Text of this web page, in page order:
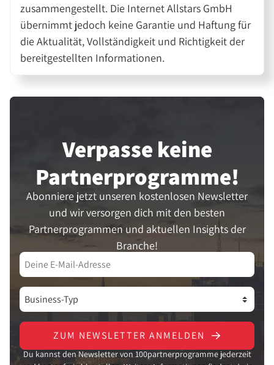
zusammengestellt. Die Internet Allstars GmbH
übernimmt jedoch keine Garantie und Haftung für
die Aktualität, Vollständigkeit und Richtigkeit der
bereitgestellten Informationen.
Verpasse keine
Partner­programme!
Abonniere jetzt unseren kostenlosen Newsletter
und wir versorgen dich mit den besten
Partnerprogrammen und aktuellen Insights der
Branche!
ZUM NEWSLETTER ANMELDEN
Du kannst den Newsletter von 100partnerprogramme jederzeit